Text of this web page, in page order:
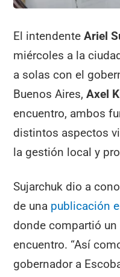
El intendenteAriel
miércoles a la
a solas con el
Buenos Aires,Axel
encuentro, ambos
distintos aspectos
la gestión local y
Sujarchuk dio a
de una publicación
donde compartió
encuentro. “Así
gobernador a